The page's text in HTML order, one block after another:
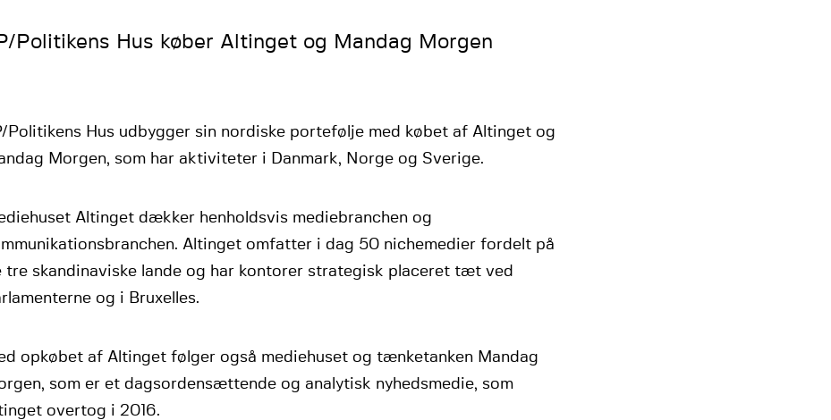
Politikens Hus køber Altinget og Mandag Morgen
Politikens Hus udbygger sin nordiske portefølje med købet af Altinget og
Morgen, som har aktiviteter i Danmark, Norge og Sverige.
Altinget dækker henholdsvis mediebranchen og
Altinget omfatter i dag 50 nichemedier fordelt på
tre skandinaviske lande og har kontorer strategisk placeret tæt ved
og i Bruxelles.
opkøbet af Altinget følger også mediehuset og tænketanken Mandag
som er et dagsordensættende og analytisk nyhedsmedie, som
overtog i 2016.